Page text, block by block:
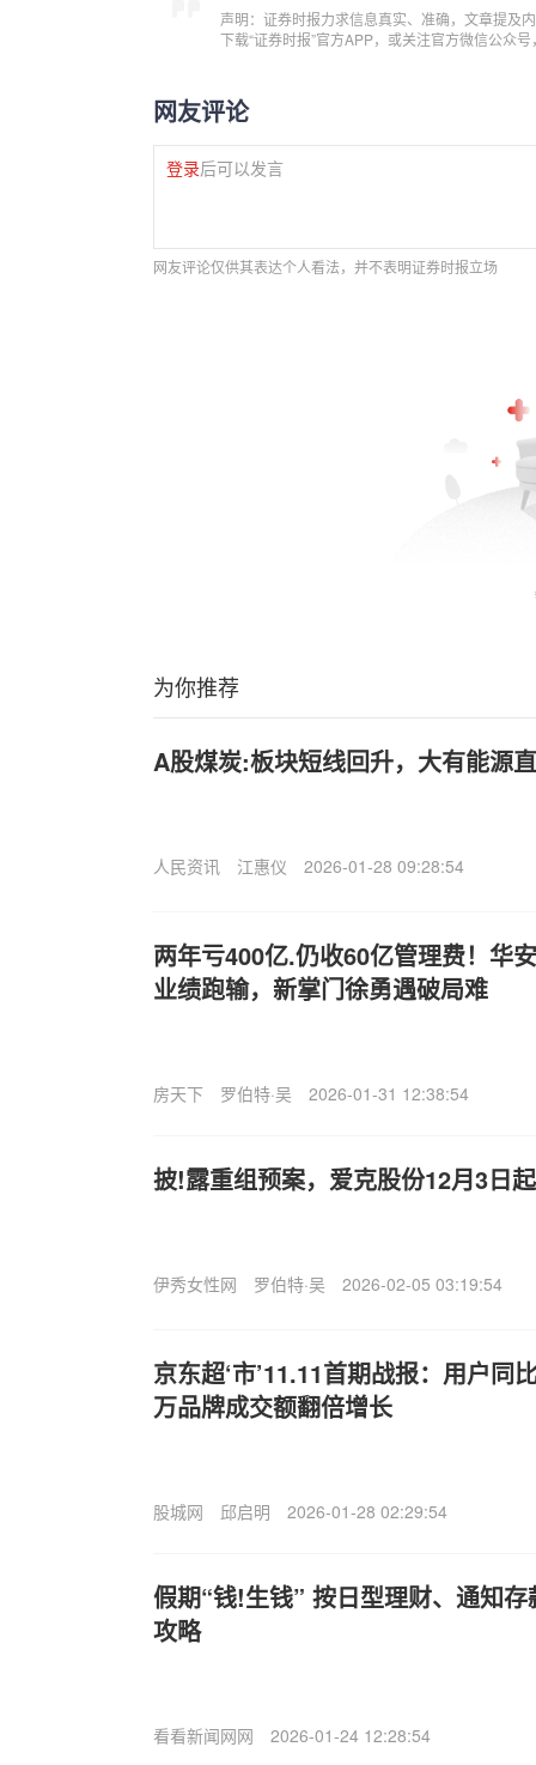
声明：证券时报力求信息真实、准确，文章提及
下载“证券时报”官方APP，或关注官方微信公众
网友评论
登录后可以发言
网友评论仅供其表达个人看法，并不表明证券时报立场
为你推荐
A股煤炭:板块短线回升，大有能源
人民资讯 江惠仪 2026-01-28 09:28:54
两年亏400亿.仍收60亿管理费！华
业绩跑输，新掌门徐勇遇破局难
房天下 罗伯特·吴 2026-01-31 12:38:54
披!露重组预案，爱克股份12月3日
伊秀女性网 罗伯特·吴 2026-02-05 03:19:54
京东超‘市’11.11首期战报：用户同
万品牌成交额翻倍增长
股城网 邱启明 2026-01-28 02:29:54
假期“钱!生钱” 按日型理财、通知
攻略
看看新闻网网 2026-01-24 12:28:54